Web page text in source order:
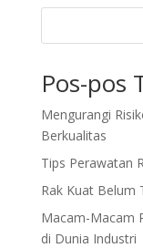
Pos-pos
Mengurangi
Berkualitas
Tips Perawatan
Rak Kuat Belum
Macam-Macam
di Dunia Industri